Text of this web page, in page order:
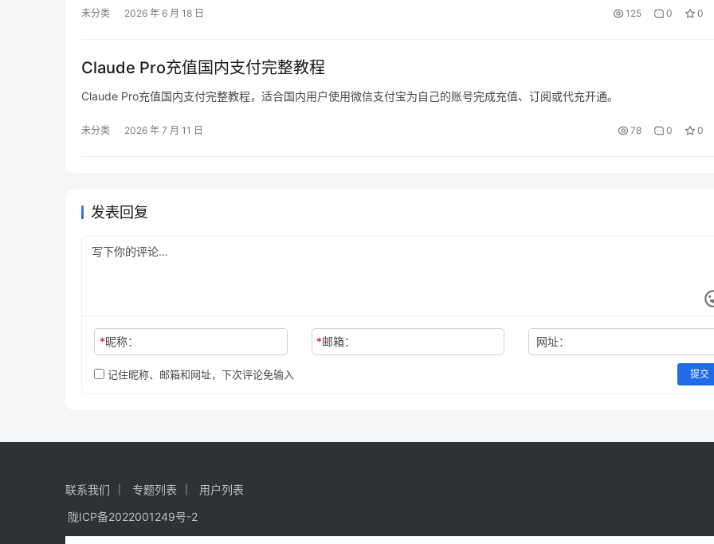
未分类 2026 年 6 月 18 日 125 0 0
Claude Pro充值国内支付完整教程
Claude Pro充值国内支付完整教程，适合国内用户使用微信支付宝为自己的账号完成充值、订阅或代充开通。
未分类 2026 年 7 月 11 日 78 0 0
发表回复
*昵称： *邮箱： 网址：
记住昵称、邮箱和网址，下次评论免输入 提交
联系我们 专题列表
用户列表
陇ICP备2022001249号-2